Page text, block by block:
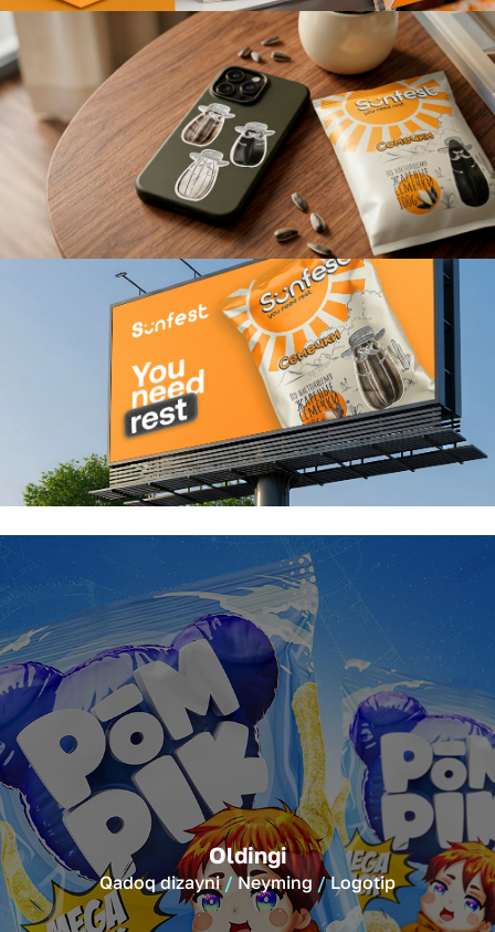
Oldingi
Qadoq dizayni Neyming Logotip